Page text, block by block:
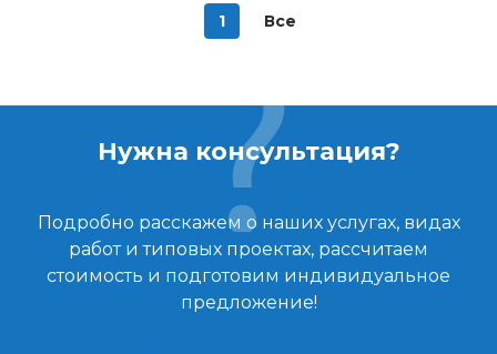
1 Все
Нужна консультация?
Подробно расскажем о наших услугах, видах
работ и типовых проектах, рассчитаем
стоимость и подготовим индивидуальное
предложение!